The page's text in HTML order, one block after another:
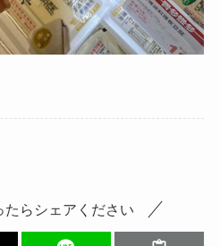
たらシェアください